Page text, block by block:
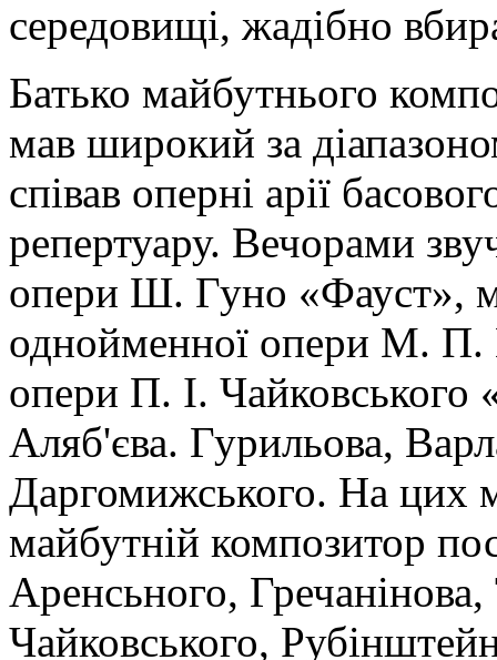
середовищі, жадібно
Батько майбутнього
мав широкий за
співав оперні арії
репертуару. Вечорами
опери Ш. Гуно «Фауст»,
однойменної опери М. П.
опери П. І. Чайковського
Аляб'єва. Гурильова,
Даргомижського. На цих
майбутній композитор
Аренсьного, Гречанінова,
Чайковського,